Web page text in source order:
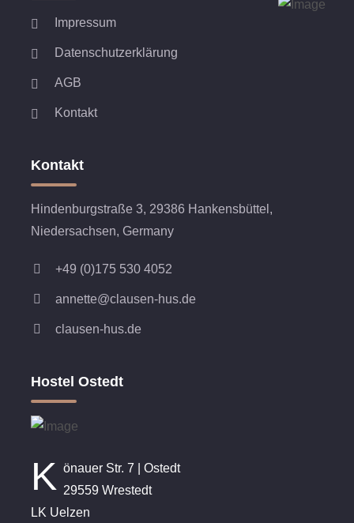
Impressum
Datenschutzerklärung
AGB
Kontakt
Kontakt
Hindenburgstraße 3, 29386 Hankensbüttel,
Niedersachsen, Germany
+49 (0)175 530 4052
annette@clausen-hus.de
clausen-hus.de
Hostel Ostedt
K önauer Str. 7 | Ostedt
29559 Wrestedt
LK Uelzen